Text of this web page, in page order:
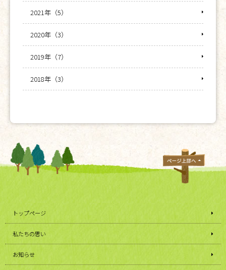
2021年（5）
2020年（3）
2019年（7）
2018年（3）
トップページ
私たちの思い
お知らせ